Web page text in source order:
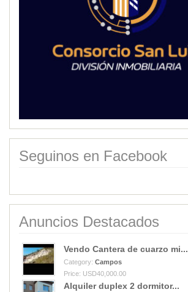
Seguinos en Facebook
Anuncios Destacados
Vendo Cantera de cuarzo mi...
Category: Campos
Price: USD40,000.00
Alquiler duplex 2 dormitor...